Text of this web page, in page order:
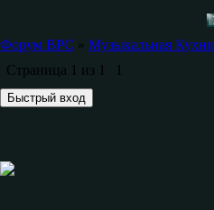
Форум ВРС » Музыкальная Кухня
Страница 1 из 1 1